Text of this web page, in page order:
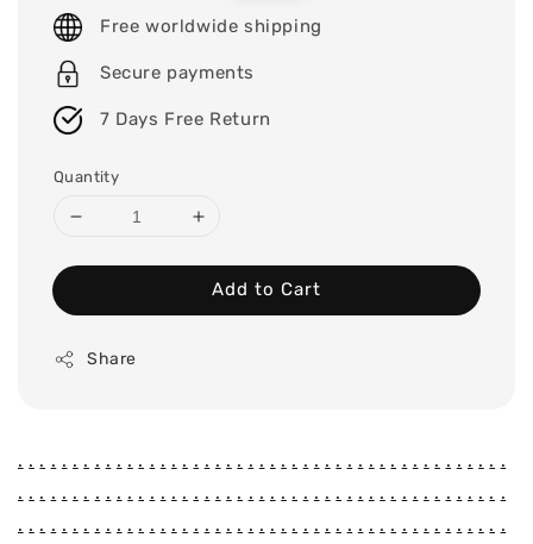
Free worldwide shipping
Secure payments
7 Days Free Return
Quantity
Add to Cart
Share
. . . . . . . . . . . . . . . . . . . . . . . . . . . . . . . . . . . . . . . . . . . . .
. . . . . . . . . . . . . . . . . . . . . . . . . . . . . . . . . . . . . . . . . . . . .
. . . . . . . . . . . . . . . . . . . . . . . . . . . . . . . . . . . . . . . . . . . . .